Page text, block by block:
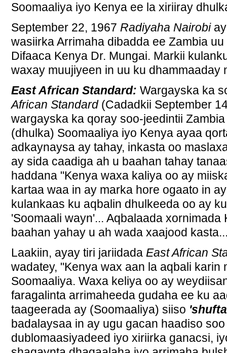
Soomaaliya iyo Kenya ee la xiriiray
September 22, 1967 Radiyaha Nairobi
wasiirka Arrimaha dibadda ee Zambia
Difaaca Kenya Dr. Mungai. Markii
waxay muujiyeen in uu ku dhammaaday
East African Standard: Wargayska ka
African Standard(Cadadkii September
wargayska ka qoray soo-jeedintii
(dhulka) Soomaaliya iyo Kenya ayaa
adkaynaysa ay tahay, inkasta oo
ay sida caadiga ah u baahan tahay
haddana "Kenya waxa kaliya oo ay
kartaa waa in ay marka hore ogaato in
kulankaas ku aqbalin dhulkeeda oo ay
'Soomaali wayn'... Aqbalaada xornimada
baahan yahay u ah wada xaajood
Laakiin, ayay tiri jariidada East African
wadatey, "Kenya wax aan la aqbali karin
Soomaaliya. Waxa keliya oo ay
faragalinta arrimaheeda gudaha ee ku
taageerada ay (Soomaaliya) siiso
badalaysaa in ay ugu gacan haadiso
dublomaasiyadeed iyo xiriirka ganacsi,